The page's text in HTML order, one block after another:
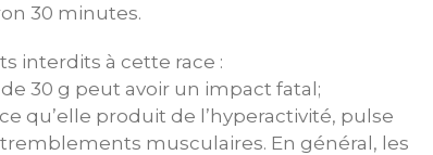
30 minutes.
interdits à cette race :
30 g peut avoir un impact fatal;
qu’elle produit de l’hyperactivité, pulse
musculaires. En général, les